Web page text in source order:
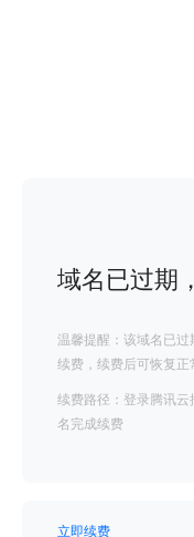
域名已过期
温馨提醒：该域名已
续费，续费后可恢复正
续费路径：登录腾讯
名完成续费
立即续费